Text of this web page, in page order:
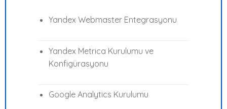
Yandex Webmaster Entegrasyonu
Yandex Metrica Kurulumu ve
Konfigürasyonu
Google Analytics Kurulumu